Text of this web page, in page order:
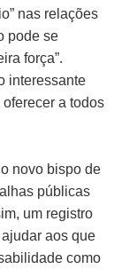
nas relações
pode se
força”.
interessante
oferecer a todos
novo bispo de
públicas
um registro
aos que
como